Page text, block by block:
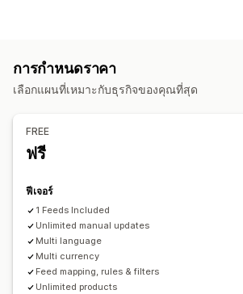
การกำหนดราคา
เลือกแผนที่เหมาะกับธุรกิจของคุณที่สุด
FREE
ฟรี
ฟีเจอร์
1 Feeds Included
Unlimited manual updates
Multi language
Multi currency
Feed mapping, rules & filters
Unlimited products